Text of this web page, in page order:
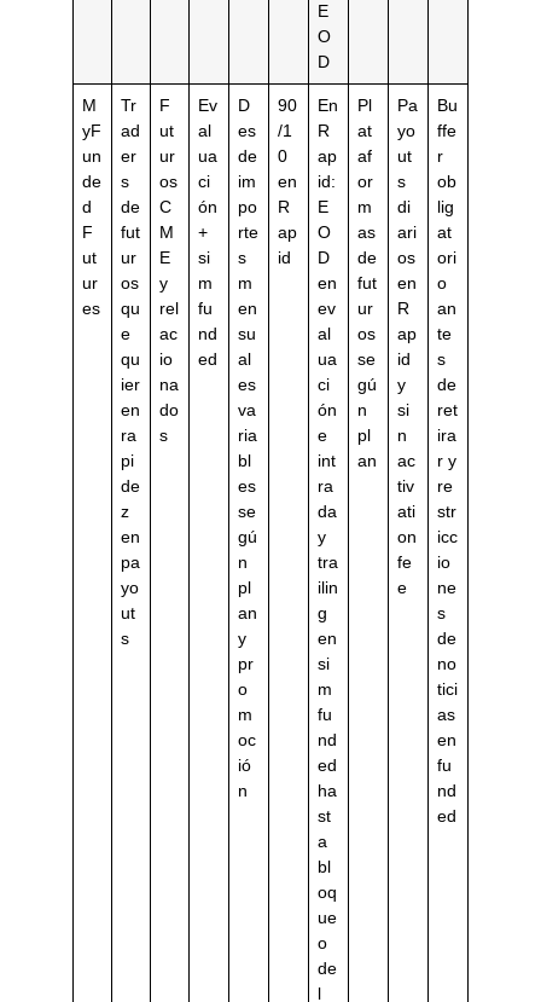
E
O
D
M
yF
un
de
d
F
ut
ur
es
Tr
ad
er
s
de
fut
ur
os
qu
e
qu
ier
en
ra
pi
de
z
en
pa
yo
ut
s
F
ut
ur
os
C
M
E
y
rel
ac
io
na
do
s
Ev
al
ua
ci
ón
+
si
m
fu
nd
ed
D
es
de
im
po
rte
s
m
en
su
al
es
va
ria
bl
es
se
gú
n
pl
an
y
pr
o
m
oc
ió
n
90
/1
0
en
R
ap
id
En
R
ap
id:
E
O
D
en
ev
al
ua
ci
ón
e
int
ra
da
y
tra
ilin
g
en
si
m
fu
nd
ed
ha
st
a
bl
oq
ue
o
de
l
Pl
at
af
or
m
as
de
fut
ur
os
se
gú
n
pl
an
Pa
yo
ut
s
di
ari
os
en
R
ap
id
y
si
n
ac
tiv
ati
on
fe
e
Bu
ffe
r
ob
lig
at
ori
o
an
te
s
de
ret
ira
r y
re
str
icc
io
ne
s
de
no
tici
as
en
fu
nd
ed